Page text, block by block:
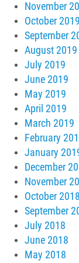
November
October 2019
September
August 2019
July 2019
June 2019
May 2019
April 2019
March 2019
February
January
December
November
October 2018
September
July 2018
June 2018
May 2018